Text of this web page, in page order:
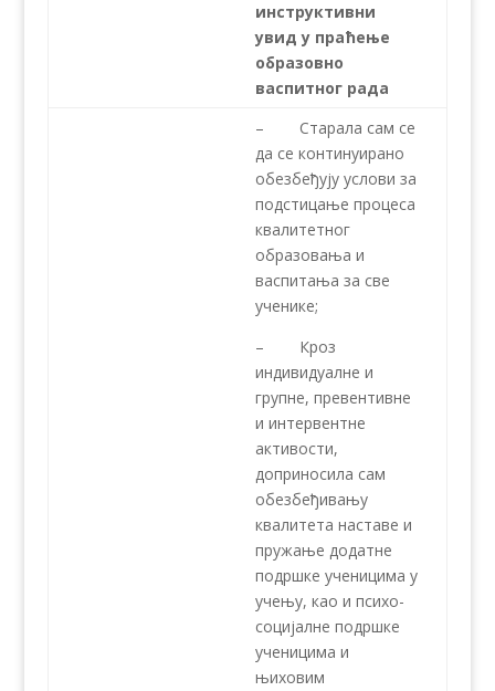
инструктивни
увид у праћење
образовно
васпитног рада
– Старала сам се
да се континуирано
обезбеђују услови за
подстицање процеса
квалитетног
образовања и
васпитања за све
ученике;
– Кроз
индивидуалне и
групне, превентивне
и интервентне
активости,
доприносила сам
обезбеђивању
квалитета наставе и
пружање додатне
подршке ученицима у
учењу, као и психо-
социјалне подршке
ученицима и
њиховим